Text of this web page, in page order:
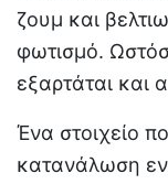
ζουμ και
φωτισμό.
εξαρτάται και
Ένα στοιχείο
κατανάλωση